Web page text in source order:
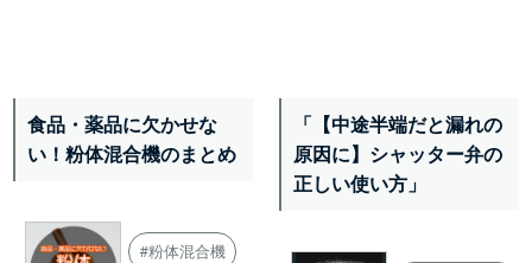
食品・薬品に欠かせな
い！粉体混合機のまとめ
#粉体混合機
「【中途半端だと漏れの
原因に】シャッター弁の
正しい使い方」